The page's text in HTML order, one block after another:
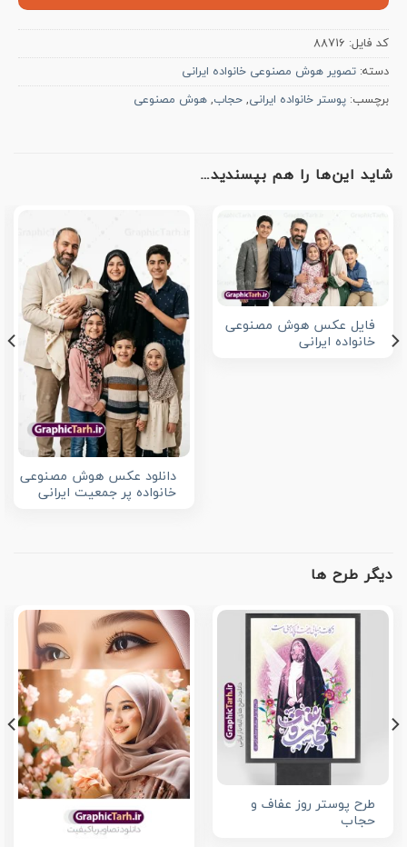
کد فایل: 88716
دسته: تصویر هوش مصنوعی خانواده ایرانی
برچسب: پوستر خانواده ایرانی, حجاب, هوش مصنوعی
شاید این‌ها را هم بپسندید…
فایل عکس هوش مصنوعی
خانواده ایرانی
دانلود عکس هوش مصنوعی
خانواده پر جمعیت ایرانی
دیگر طرح ها
طرح پوستر روز عفاف و
حجاب